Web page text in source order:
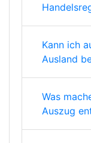
Kann ich
Ausland
Was
Auszug